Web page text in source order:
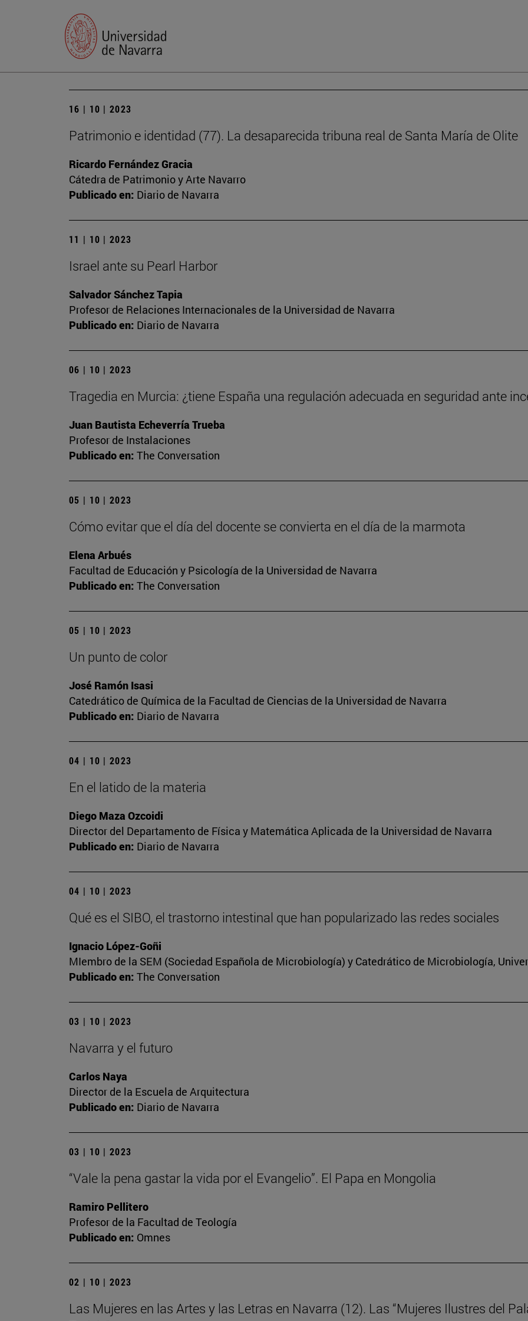
16 | 10 | 2023
Patrimonio e identidad (77). La desaparecida tribuna real de Santa María de Olite
Ricardo Fernández Gracia
Cátedra de Patrimonio y Arte Navarro
Publicado en: Diario de Navarra
11 | 10 | 2023
Israel ante su Pearl Harbor
Salvador Sánchez Tapia
Profesor de Relaciones Internacionales de la Universidad de Navarra
Publicado en: Diario de Navarra
06 | 10 | 2023
Tragedia en Murcia: ¿tiene España una regulación adecuada en seguridad ante
Juan Bautista Echeverría Trueba
Profesor de Instalaciones
Publicado en: The Conversation
05 | 10 | 2023
Cómo evitar que el día del docente se convierta en el día de la marmota
Elena Arbués
Facultad de Educación y Psicología de la Universidad de Navarra
Publicado en: The Conversation
05 | 10 | 2023
Un punto de color
José Ramón Isasi
Catedrático de Química de la Facultad de Ciencias de la Universidad de Navarra
Publicado en: Diario de Navarra
04 | 10 | 2023
En el latido de la materia
Diego Maza Ozcoidi
Director del Departamento de Física y Matemática Aplicada de la Universidad de Navarra
Publicado en: Diario de Navarra
04 | 10 | 2023
Qué es el SIBO, el trastorno intestinal que han popularizado las redes sociales
Ignacio López-Goñi
MIembro de la SEM (Sociedad Española de Microbiología) y Catedrático de Microbiología,
Publicado en: The Conversation
03 | 10 | 2023
Navarra y el futuro
Carlos Naya
Director de la Escuela de Arquitectura
Publicado en: Diario de Navarra
03 | 10 | 2023
“Vale la pena gastar la vida por el Evangelio”. El Papa en Mongolia
Ramiro Pellitero
Profesor de la Facultad de Teología
Publicado en: Omnes
02 | 10 | 2023
Las Mujeres en las Artes y las Letras en Navarra (12). Las “Mujeres Ilustres del